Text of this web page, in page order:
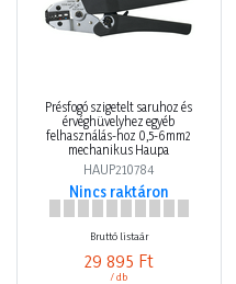
Présfogó szigetelt saruhoz és
érvéghüvelyhez egyéb
felhasználás-hoz 0,5-6mm2
mechanikus Haupa
HAUP210784
Nincs raktáron
Bruttó listaár
29 895 Ft
/ db